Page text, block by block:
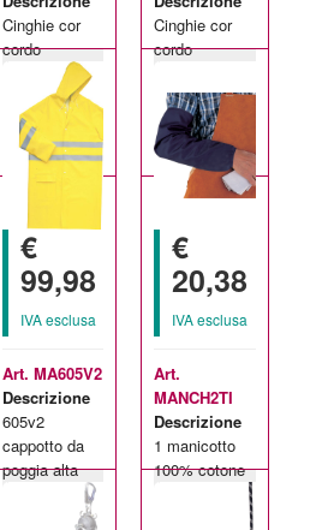
Cinghie cor
cordo
intrecciata -
1,5 m
disponibili:
1.50 m
Cinghie cor
cordo
am010 + 1
am022 - 1,5 m
disponibili:
1.50 m
€
99,98
IVA esclusa
Art. MA605V2
Descrizione
605v2
cappotto da
poggia alta
visibilità giallo
Taglie
disponibili:
€
20,38
IVA esclusa
Art.
MANCH2TI
Descrizione
1 manicotto
100% cotone